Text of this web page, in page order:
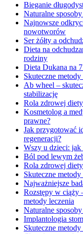
Bieganie
Naturalne
Najnowsze
nowotworów
Ser żółty a
Dieta na
rodziny
Dieta Dukana na
Skuteczne
Ab wheel –
stabilizację
Rola zdrowej
Kosmetolog a
prawne?
Jak przygotować
regeneracji?
Wszy u dzieci: jak
Ból pod lewym
Rola zdrowej
Skuteczne
Najważniejsze
Rozstępy w ciąży
metody leczenia
Naturalne
Implantologia
Skuteczne